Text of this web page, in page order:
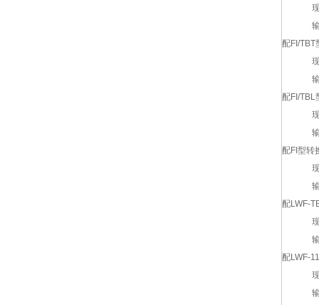
现场显
输出信
配FI/TBT
现场
输出信
配FI/TBL
现场显
输出信
配FI型转
现场
输出信
配LWF-
现场
输出
配LWF-
现场
输出